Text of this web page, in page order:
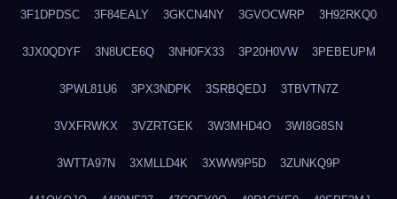
3F1DPDSC 3F84EALY 3GKCN4NY 3GVOCWRP 3H92RKQ0
3JX0QDYF 3N8UCE6Q 3NH0FX33 3P20H0VW 3PEBEUPM
3PWL81U6 3PX3NDPK 3SRBQEDJ 3TBVTN7Z
3VXFRWKX 3VZRTGEK 3W3MHD4O 3WI8G8SN
3WTTA97N 3XMLLD4K 3XWW9P5D 3ZUNKQ9P